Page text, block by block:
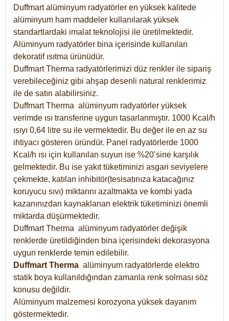
Duffmart alüminyum radyatörler en yüksek kalitede
alüminyum ham maddeler kullanılarak yüksek
standartlardaki imalat teknolojisi ile üretilmektedir.
Alüminyum radyatörler bina içerisinde kullanılan
dekoratif ısıtma ürünüdür.
Duffmart Therma radyatörlerimizi düz renkler ile sipariş
verebileceğiniz gibi ahşap desenli natural renklerimiz
ile de satın alabilirsiniz.
Duffmart Therma alüminyum radyatörler yüksek
verimde ısı transferine uygun tasarlanmıştır. 1000 Kcal/h
ısıyı 0,64 litre su ile vermektedir. Bu değer ile en az su
ihtiyacı gösteren üründür. Panel radyatörlerde 1000
Kcal/h ısı için kullanılan suyun ise %20’sine karşılık
gelmektedir. Bu ise yakıt tüketiminizi asgari seviyelere
çekmekte, katılan inhibitör(tesisatınıza katacağınız
koruyucu sıvı) miktarını azaltmakta ve kombi yada
kazanınızdan kaynaklanan elektrik tüketiminizi önemli
miktarda düşürmektedir.
Duffmart Therma alüminyum radyatörler değişik
renklerde üretildiğinden bina içerisindeki dekorasyona
uygun renklerde temin edilebilir.
Duffmart Therma alüminyum radyatörlerde elektro
statik boya kullanıldığından zamanla renk solması söz
konusu değildir.
Alüminyum malzemesi korozyona yüksek dayanım
göstermektedir.